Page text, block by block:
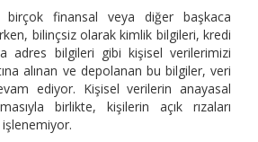
birçok finansal veya diğer başkaca
bilinçsiz olarak kimlik bilgileri, kredi
adres bilgileri gibi kişisel verilerimizi
alınan ve depolanan bu bilgiler, veri
ediyor. Kişisel verilerin anayasal
birlikte, kişilerin açık rızaları